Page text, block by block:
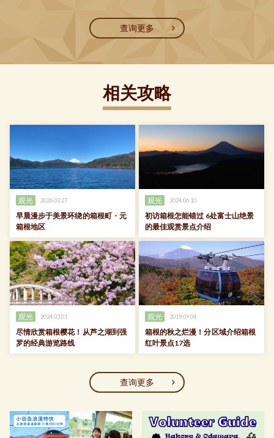
查询更多
相关攻略
观光 2026.03.27
早晨漫步于美景环绕的箱根町・元
箱根地区
观光 2024.06.10
初访箱根怎能错过 6处富士山绝景
的最佳观赏景点介绍
观光 2024.03.01
尽情欣赏箱根樱花！从芦之湖到强
罗的经典游览路线
观光 2019.09.04
箱根的秋之烂漫！分区域介绍箱根
红叶景点17选
查询更多